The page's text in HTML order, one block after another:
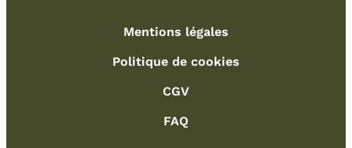
Mentions légales
Politique de cookies
CGV
FAQ